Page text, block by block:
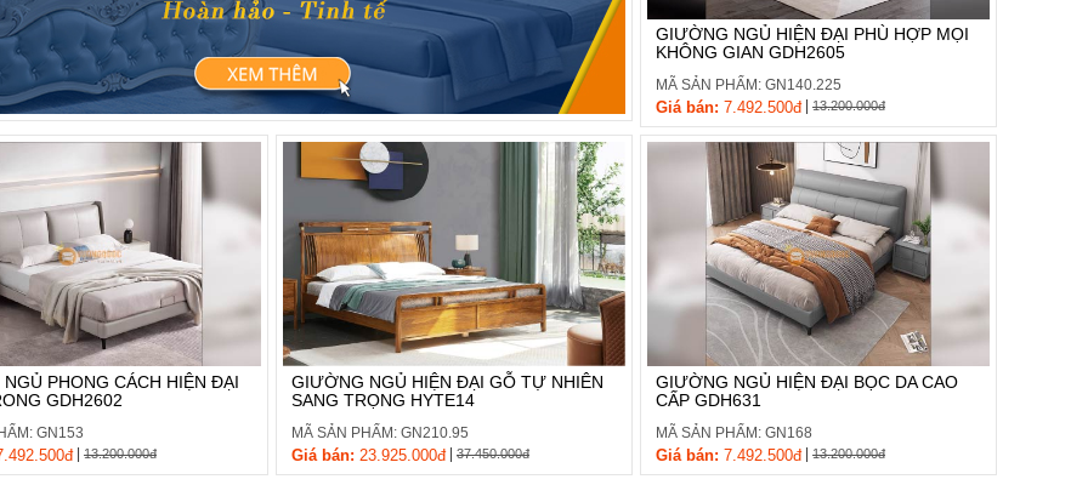
GIƯỜNG NGỦ HIỆN ĐẠI PHÙ HỢP MỌI
KHÔNG GIAN GDH2605
MÃ SẢN PHẨM: GN140.225
Giá bán: 7.492.500đ| 13.200.000đ
PHONG CÁCH HIỆN ĐẠI
GDH2602
GN153
| 13.200.000đ
GIƯỜNG NGỦ HIỆN ĐẠI GỖ TỰ NHIÊN
SANG TRỌNG HYTE14
MÃ SẢN PHẨM: GN210.95
Giá bán: 23.925.000đ| 37.450.000đ
GIƯỜNG NGỦ HIỆN ĐẠI BỌC DA CAO
CẤP GDH631
MÃ SẢN PHẨM: GN168
Giá bán: 7.492.500đ| 13.200.000đ